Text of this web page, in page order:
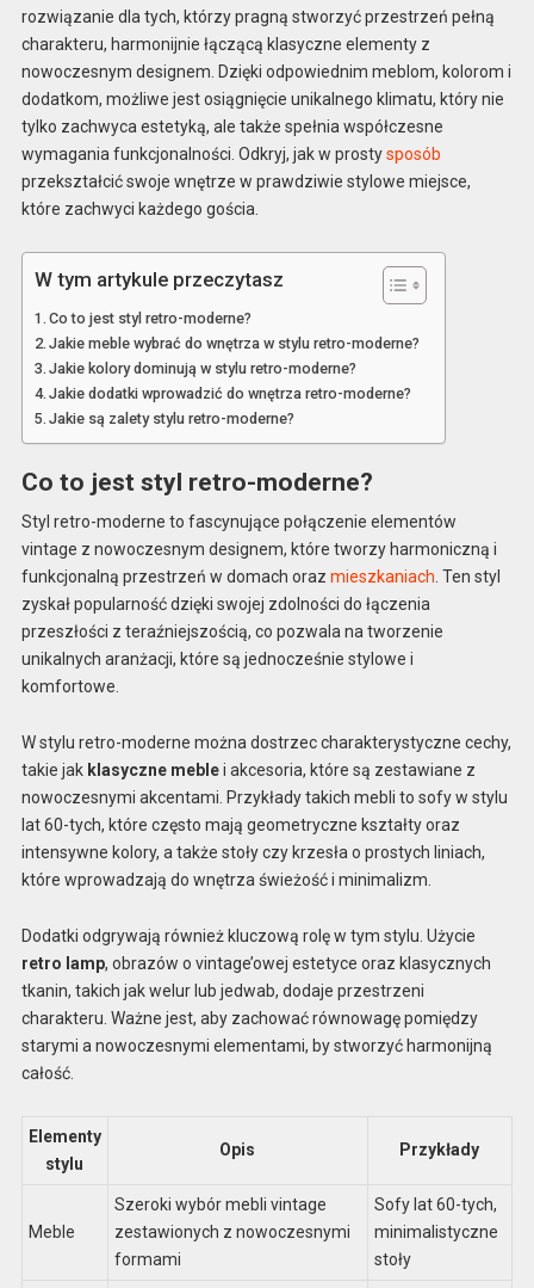
rozwiązanie dla tych, którzy pragną stworzyć przestrzeń pełną
charakteru, harmonijnie łączącą klasyczne elementy z
nowoczesnym designem. Dzięki odpowiednim meblom, kolorom i
dodatkom, możliwe jest osiągnięcie unikalnego klimatu, który nie
tylko zachwyca estetyką, ale także spełnia współczesne
wymagania funkcjonalności. Odkryj, jak w prostysposób
przekształcić swoje wnętrze w prawdziwie stylowe miejsce,
które zachwyci każdego gościa.
W tym artykule przeczytasz
Co to jest styl retro-moderne?
Jakie meble wybrać do wnętrza w stylu retro-moderne?
Jakie kolory dominują w stylu retro-moderne?
Jakie dodatki wprowadzić do wnętrza retro-moderne?
Jakie są zalety stylu retro-moderne?
Co to jest styl retro-moderne?
Styl retro-moderne to fascynujące połączenie elementów
vintage z nowoczesnym designem, które tworzy harmoniczną i
funkcjonalną przestrzeń w domach oraz mieszkaniach. Ten styl
zyskał popularność dzięki swojej zdolności do łączenia
przeszłości z teraźniejszością, co pozwala na tworzenie
unikalnych aranżacji, które są jednocześnie stylowe i
komfortowe.
W stylu retro-moderne można dostrzec charakterystyczne cechy,
takie jak klasyczne meblei akcesoria, które są zestawiane z
nowoczesnymi akcentami. Przykłady takich mebli to sofy w stylu
lat 60-tych, które często mają geometryczne kształty oraz
intensywne kolory, a także stoły czy krzesła o prostych liniach,
które wprowadzają do wnętrza świeżość i minimalizm.
Dodatki odgrywają również kluczową rolę w tym stylu. Użycie
retro lamp, obrazów o vintage’owej estetyce oraz klasycznych
tkanin, takich jak welur lub jedwab, dodaje przestrzeni
charakteru. Ważne jest, aby zachować równowagę pomiędzy
starymi a nowoczesnymi elementami, by stworzyć harmonijną
całość.
Elementy
stylu
Opis Przykłady
Meble
Szeroki wybór mebli vintage
zestawionych z nowoczesnymi
formami
Sofy lat 60-tych,
minimalistyczne
stoły